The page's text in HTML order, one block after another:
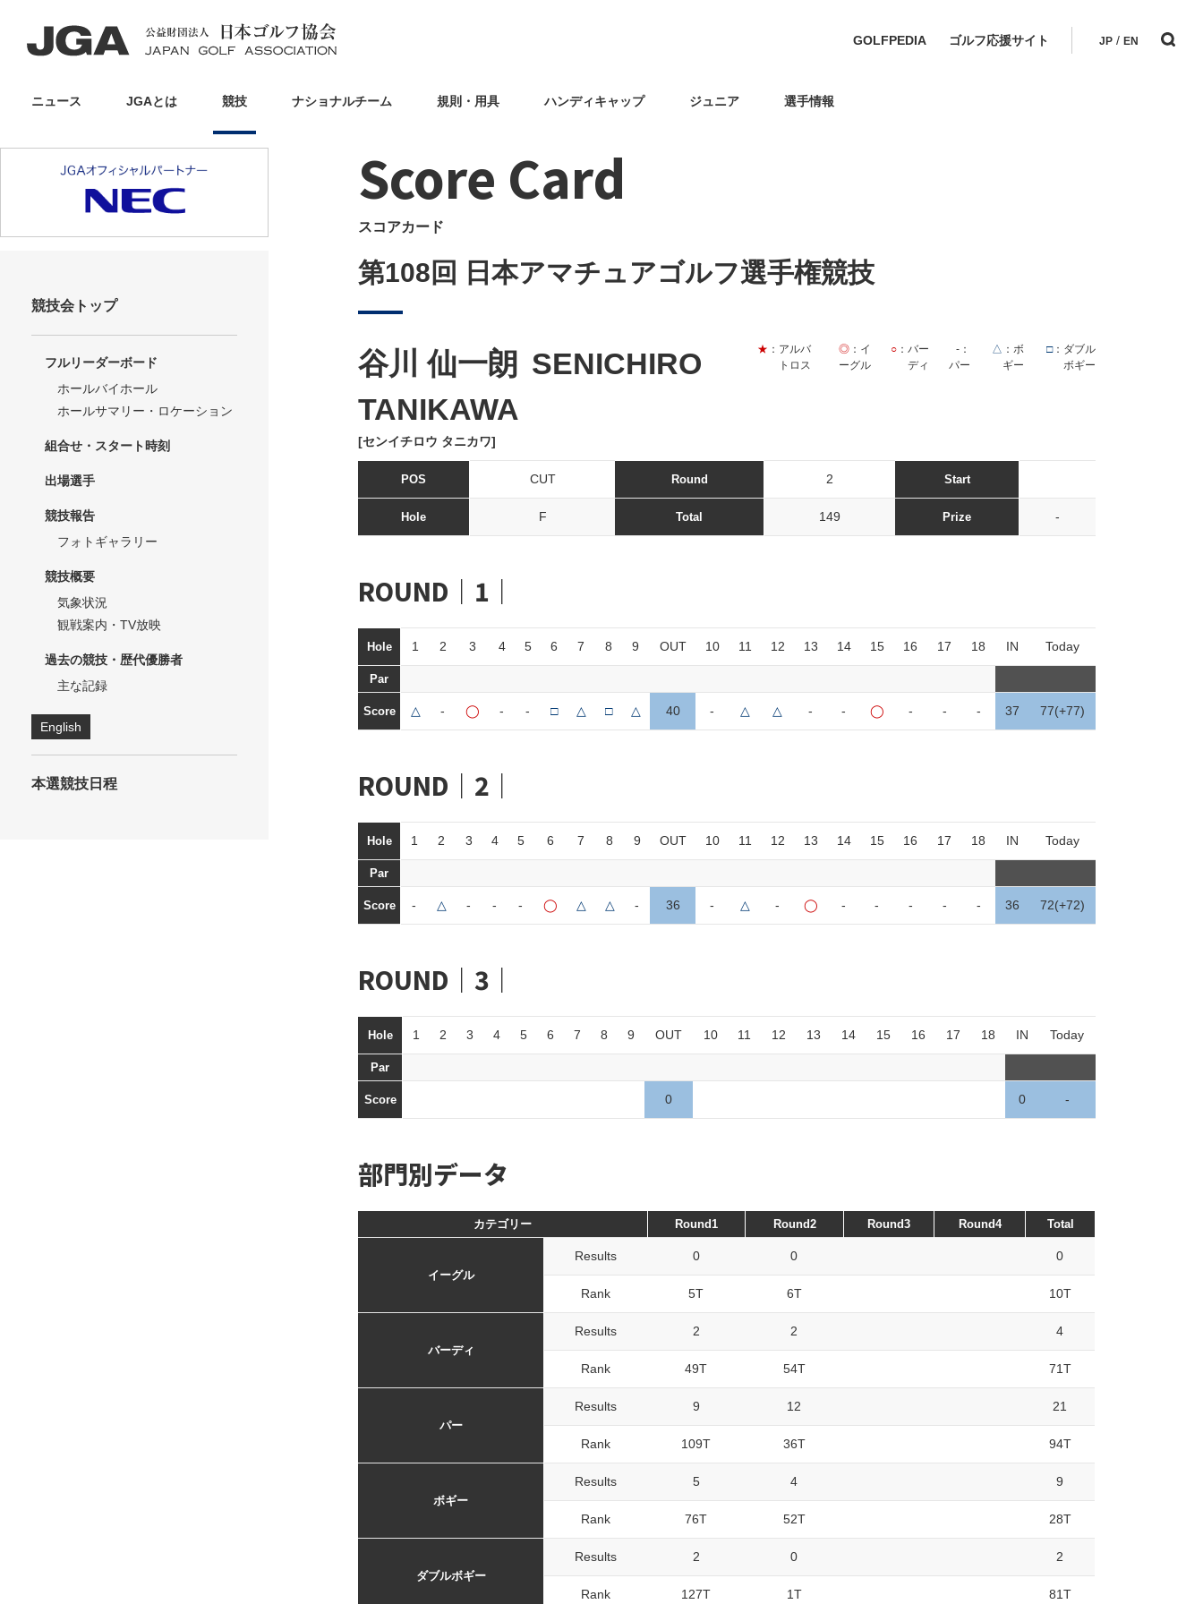
GOLFPEDIA ゴルフ応援サイト JP / EN
ニュース JGAとは 競技 ナショナルチーム 規則・用具 ハンディキャップ ジュニア 選手情報
Score Card
スコアカード
第108回 日本アマチュアゴルフ選手権競技
谷川 仙一朗 SENICHIRO
TANIKAWA
[センイチロウ タニカワ]
★ ：アルバ
トロス
◎ ：イ
ーグル
○：バー
ディ
- ：
パー
△ ：ボ
ギー
□：ダブル
ボギー
POS CUT Round 2 Start
Hole F Total 149 Prize -
ROUND｜1｜
Hole 1 2 3 4 5 6 7 8 9 OUT 10 11 12 13 14 15 16 17 18 IN Today
Par
Score △ - ◯ - - □ △ □ △ 40 - △ △ - - ◯ - - - 37 77(+77)
ROUND｜2｜
Hole 1 2 3 4 5 6 7 8 9 OUT 10 11 12 13 14 15 16 17 18 IN Today
Par
Score - △ - - - ◯ △ △ - 36 - △ - ◯ - - - - - 36 72(+72)
ROUND｜3｜
Hole 1 2 3 4 5 6 7 8 9 OUT 10 11 12 13 14 15 16 17 18 IN Today
Par
Score 0 0 -
部門別データ
カテゴリー Round1 Round2 Round3 Round4 Total
イーグル
Results 0 0 0
Rank 5T 6T 10T
バーディ
Results 2 2 4
Rank 49T 54T 71T
パー
Results 9 12 21
Rank 109T 36T 94T
ボギー
Results 5 4 9
Rank 76T 52T 28T
ダブルボギー
Results 2 0 2
Rank 127T 1T 81T
競技会トップ
フルリーダーボード
ホールバイホール
ホールサマリー・ロケーション
組合せ・スタート時刻
出場選手
競技報告
フォトギャラリー
競技概要
気象状況
観戦案内・TV放映
過去の競技・歴代優勝者
主な記録
English
本選競技日程